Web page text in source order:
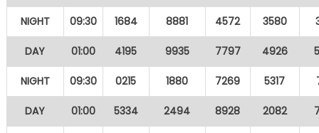
NIGHT 09:30 1684 8881 4572 3580
DAY 01:00 4195 9935 7797 4926
NIGHT 09:30 0215 1880 7269 5317
DAY 01:00 5334 2494 8928 2082